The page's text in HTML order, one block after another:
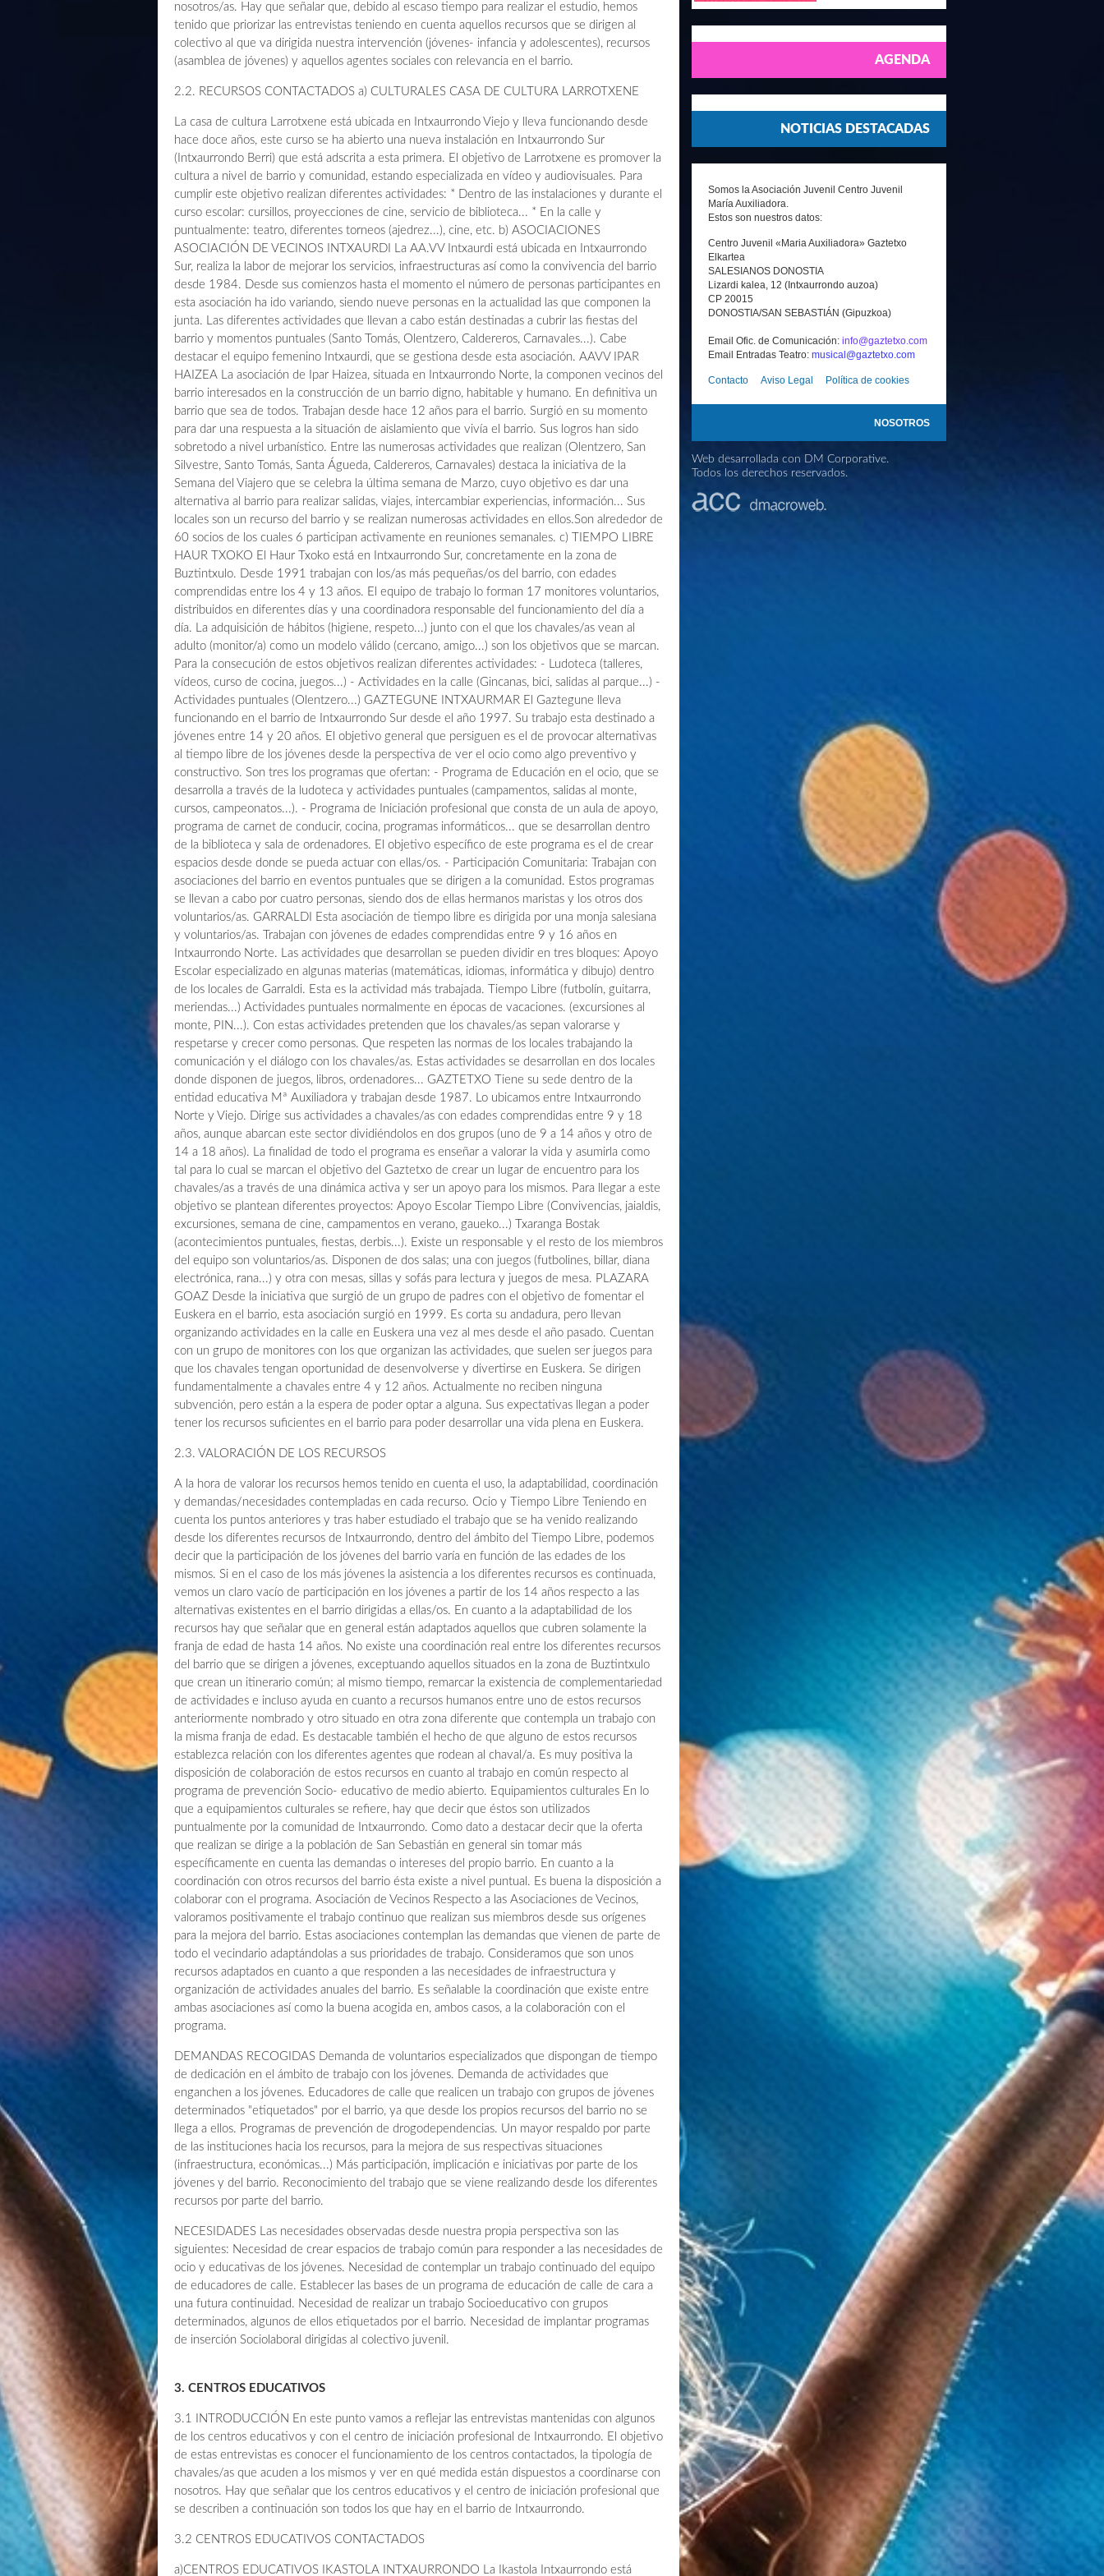
AGENDA
NOTICIAS DESTACADAS
Somos la Asociación Juvenil Centro Juvenil
María Auxiliadora.
Estos son nuestros datos:
Centro Juvenil «Maria Auxiliadora» Gaztetxo
Elkartea
SALESIANOS DONOSTIA
Lizardi kalea, 12 (Intxaurrondo auzoa)
CP 20015
DONOSTIA/SAN SEBASTIÁN (Gipuzkoa)
Email Ofic. de Comunicación: info@gaztetxo.com
Email Entradas Teatro: musical@gaztetxo.com
Contacto Aviso Legal Política de cookies
NOSOTROS
Web desarrollada con DM Corporative.
Todos los derechos reservados.
nosotros/as. Hay que señalar que, debido al escaso tiempo para realizar el estudio, hemos
tenido que priorizar las entrevistas teniendo en cuenta aquellos recursos que se dirigen al
colectivo al que va dirigida nuestra intervención (jóvenes- infancia y adolescentes), recursos
(asamblea de jóvenes) y aquellos agentes sociales con relevancia en el barrio.
2.2. RECURSOS CONTACTADOS a) CULTURALES CASA DE CULTURA LARROTXENE
La casa de cultura Larrotxene está ubicada en Intxaurrondo Viejo y lleva funcionando desde
hace doce años, este curso se ha abierto una nueva instalación en Intxaurrondo Sur
(Intxaurrondo Berri) que está adscrita a esta primera. El objetivo de Larrotxene es promover la
cultura a nivel de barrio y comunidad, estando especializada en vídeo y audiovisuales. Para
cumplir este objetivo realizan diferentes actividades: * Dentro de las instalaciones y durante el
curso escolar: cursillos, proyecciones de cine, servicio de biblioteca... * En la calle y
puntualmente: teatro, diferentes torneos (ajedrez...), cine, etc. b) ASOCIACIONES
ASOCIACIÓN DE VECINOS INTXAURDI La AA.VV Intxaurdi está ubicada en Intxaurrondo
Sur, realiza la labor de mejorar los servicios, infraestructuras así como la convivencia del barrio
desde 1984. Desde sus comienzos hasta el momento el número de personas participantes en
esta asociación ha ido variando, siendo nueve personas en la actualidad las que componen la
junta. Las diferentes actividades que llevan a cabo están destinadas a cubrir las fiestas del
barrio y momentos puntuales (Santo Tomás, Olentzero, Caldereros, Carnavales...). Cabe
destacar el equipo femenino Intxaurdi, que se gestiona desde esta asociación. AAVV IPAR
HAIZEA La asociación de Ipar Haizea, situada en Intxaurrondo Norte, la componen vecinos del
barrio interesados en la construcción de un barrio digno, habitable y humano. En definitiva un
barrio que sea de todos. Trabajan desde hace 12 años para el barrio. Surgió en su momento
para dar una respuesta a la situación de aislamiento que vivía el barrio. Sus logros han sido
sobretodo a nivel urbanístico. Entre las numerosas actividades que realizan (Olentzero, San
Silvestre, Santo Tomás, Santa Águeda, Caldereros, Carnavales) destaca la iniciativa de la
Semana del Viajero que se celebra la última semana de Marzo, cuyo objetivo es dar una
alternativa al barrio para realizar salidas, viajes, intercambiar experiencias, información... Sus
locales son un recurso del barrio y se realizan numerosas actividades en ellos.Son alrededor de
60 socios de los cuales 6 participan activamente en reuniones semanales. c) TIEMPO LIBRE
HAUR TXOKO El Haur Txoko está en Intxaurrondo Sur, concretamente en la zona de
Buztintxulo. Desde 1991 trabajan con los/as más pequeñas/os del barrio, con edades
comprendidas entre los 4 y 13 años. El equipo de trabajo lo forman 17 monitores voluntarios,
distribuidos en diferentes días y una coordinadora responsable del funcionamiento del día a
día. La adquisición de hábitos (higiene, respeto...) junto con el que los chavales/as vean al
adulto (monitor/a) como un modelo válido (cercano, amigo...) son los objetivos que se marcan.
Para la consecución de estos objetivos realizan diferentes actividades: - Ludoteca (talleres,
vídeos, curso de cocina, juegos...) - Actividades en la calle (Gincanas, bici, salidas al parque...) -
Actividades puntuales (Olentzero...) GAZTEGUNE INTXAURMAR El Gaztegune lleva
funcionando en el barrio de Intxaurrondo Sur desde el año 1997. Su trabajo esta destinado a
jóvenes entre 14 y 20 años. El objetivo general que persiguen es el de provocar alternativas
al tiempo libre de los jóvenes desde la perspectiva de ver el ocio como algo preventivo y
constructivo. Son tres los programas que ofertan: - Programa de Educación en el ocio, que se
desarrolla a través de la ludoteca y actividades puntuales (campamentos, salidas al monte,
cursos, campeonatos...). - Programa de Iniciación profesional que consta de un aula de apoyo,
programa de carnet de conducir, cocina, programas informáticos... que se desarrollan dentro
de la biblioteca y sala de ordenadores. El objetivo específico de este programa es el de crear
espacios desde donde se pueda actuar con ellas/os. - Participación Comunitaria: Trabajan con
asociaciones del barrio en eventos puntuales que se dirigen a la comunidad. Estos programas
se llevan a cabo por cuatro personas, siendo dos de ellas hermanos maristas y los otros dos
voluntarios/as. GARRALDI Esta asociación de tiempo libre es dirigida por una monja salesiana
y voluntarios/as. Trabajan con jóvenes de edades comprendidas entre 9 y 16 años en
Intxaurrondo Norte. Las actividades que desarrollan se pueden dividir en tres bloques: Apoyo
Escolar especializado en algunas materias (matemáticas, idiomas, informática y dibujo) dentro
de los locales de Garraldi. Esta es la actividad más trabajada. Tiempo Libre (futbolín, guitarra,
meriendas...) Actividades puntuales normalmente en épocas de vacaciones. (excursiones al
monte, PIN...). Con estas actividades pretenden que los chavales/as sepan valorarse y
respetarse y crecer como personas. Que respeten las normas de los locales trabajando la
comunicación y el diálogo con los chavales/as. Estas actividades se desarrollan en dos locales
donde disponen de juegos, libros, ordenadores... GAZTETXO Tiene su sede dentro de la
entidad educativa Mª Auxiliadora y trabajan desde 1987. Lo ubicamos entre Intxaurrondo
Norte y Viejo. Dirige sus actividades a chavales/as con edades comprendidas entre 9 y 18
años, aunque abarcan este sector dividiéndolos en dos grupos (uno de 9 a 14 años y otro de
14 a 18 años). La finalidad de todo el programa es enseñar a valorar la vida y asumirla como
tal para lo cual se marcan el objetivo del Gaztetxo de crear un lugar de encuentro para los
chavales/as a través de una dinámica activa y ser un apoyo para los mismos. Para llegar a este
objetivo se plantean diferentes proyectos: Apoyo Escolar Tiempo Libre (Convivencias, jaialdis,
excursiones, semana de cine, campamentos en verano, gaueko...) Txaranga Bostak
(acontecimientos puntuales, fiestas, derbis...). Existe un responsable y el resto de los miembros
del equipo son voluntarios/as. Disponen de dos salas; una con juegos (futbolines, billar, diana
electrónica, rana...) y otra con mesas, sillas y sofás para lectura y juegos de mesa. PLAZARA
GOAZ Desde la iniciativa que surgió de un grupo de padres con el objetivo de fomentar el
Euskera en el barrio, esta asociación surgió en 1999. Es corta su andadura, pero llevan
organizando actividades en la calle en Euskera una vez al mes desde el año pasado. Cuentan
con un grupo de monitores con los que organizan las actividades, que suelen ser juegos para
que los chavales tengan oportunidad de desenvolverse y divertirse en Euskera. Se dirigen
fundamentalmente a chavales entre 4 y 12 años. Actualmente no reciben ninguna
subvención, pero están a la espera de poder optar a alguna. Sus expectativas llegan a poder
tener los recursos suficientes en el barrio para poder desarrollar una vida plena en Euskera.
2.3. VALORACIÓN DE LOS RECURSOS
A la hora de valorar los recursos hemos tenido en cuenta el uso, la adaptabilidad, coordinación
y demandas/necesidades contempladas en cada recurso. Ocio y Tiempo Libre Teniendo en
cuenta los puntos anteriores y tras haber estudiado el trabajo que se ha venido realizando
desde los diferentes recursos de Intxaurrondo, dentro del ámbito del Tiempo Libre, podemos
decir que la participación de los jóvenes del barrio varía en función de las edades de los
mismos. Si en el caso de los más jóvenes la asistencia a los diferentes recursos es continuada,
vemos un claro vacío de participación en los jóvenes a partir de los 14 años respecto a las
alternativas existentes en el barrio dirigidas a ellas/os. En cuanto a la adaptabilidad de los
recursos hay que señalar que en general están adaptados aquellos que cubren solamente la
franja de edad de hasta 14 años. No existe una coordinación real entre los diferentes recursos
del barrio que se dirigen a jóvenes, exceptuando aquellos situados en la zona de Buztintxulo
que crean un itinerario común; al mismo tiempo, remarcar la existencia de complementariedad
de actividades e incluso ayuda en cuanto a recursos humanos entre uno de estos recursos
anteriormente nombrado y otro situado en otra zona diferente que contempla un trabajo con
la misma franja de edad. Es destacable también el hecho de que alguno de estos recursos
establezca relación con los diferentes agentes que rodean al chaval/a. Es muy positiva la
disposición de colaboración de estos recursos en cuanto al trabajo en común respecto al
programa de prevención Socio- educativo de medio abierto. Equipamientos culturales En lo
que a equipamientos culturales se refiere, hay que decir que éstos son utilizados
puntualmente por la comunidad de Intxaurrondo. Como dato a destacar decir que la oferta
que realizan se dirige a la población de San Sebastián en general sin tomar más
específicamente en cuenta las demandas o intereses del propio barrio. En cuanto a la
coordinación con otros recursos del barrio ésta existe a nivel puntual. Es buena la disposición a
colaborar con el programa. Asociación de Vecinos Respecto a las Asociaciones de Vecinos,
valoramos positivamente el trabajo continuo que realizan sus miembros desde sus orígenes
para la mejora del barrio. Estas asociaciones contemplan las demandas que vienen de parte de
todo el vecindario adaptándolas a sus prioridades de trabajo. Consideramos que son unos
recursos adaptados en cuanto a que responden a las necesidades de infraestructura y
organización de actividades anuales del barrio. Es señalable la coordinación que existe entre
ambas asociaciones así como la buena acogida en, ambos casos, a la colaboración con el
programa.
DEMANDAS RECOGIDAS Demanda de voluntarios especializados que dispongan de tiempo
de dedicación en el ámbito de trabajo con los jóvenes. Demanda de actividades que
enganchen a los jóvenes. Educadores de calle que realicen un trabajo con grupos de jóvenes
determinados "etiquetados" por el barrio, ya que desde los propios recursos del barrio no se
llega a ellos. Programas de prevención de drogodependencias. Un mayor respaldo por parte
de las instituciones hacia los recursos, para la mejora de sus respectivas situaciones
(infraestructura, económicas...) Más participación, implicación e iniciativas por parte de los
jóvenes y del barrio. Reconocimiento del trabajo que se viene realizando desde los diferentes
recursos por parte del barrio.
NECESIDADES Las necesidades observadas desde nuestra propia perspectiva son las
siguientes: Necesidad de crear espacios de trabajo común para responder a las necesidades de
ocio y educativas de los jóvenes. Necesidad de contemplar un trabajo continuado del equipo
de educadores de calle. Establecer las bases de un programa de educación de calle de cara a
una futura continuidad. Necesidad de realizar un trabajo Socioeducativo con grupos
determinados, algunos de ellos etiquetados por el barrio. Necesidad de implantar programas
de inserción Sociolaboral dirigidas al colectivo juvenil.
3. CENTROS EDUCATIVOS
3.1 INTRODUCCIÓN En este punto vamos a reflejar las entrevistas mantenidas con algunos
de los centros educativos y con el centro de iniciación profesional de Intxaurrondo. El objetivo
de estas entrevistas es conocer el funcionamiento de los centros contactados, la tipología de
chavales/as que acuden a los mismos y ver en qué medida están dispuestos a coordinarse con
nosotros. Hay que señalar que los centros educativos y el centro de iniciación profesional que
se describen a continuación son todos los que hay en el barrio de Intxaurrondo.
3.2 CENTROS EDUCATIVOS CONTACTADOS
a)CENTROS EDUCATIVOS IKASTOLA INTXAURRONDO La Ikastola Intxaurrondo está